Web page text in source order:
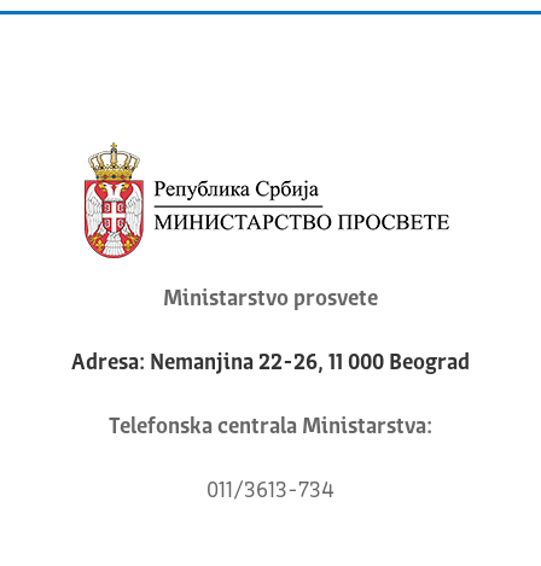
Ministarstvo prosvete
Adresa: Nemanjina 22-26, 11 000 Beograd
Telefonska centrala Ministarstva:
011/3613-734